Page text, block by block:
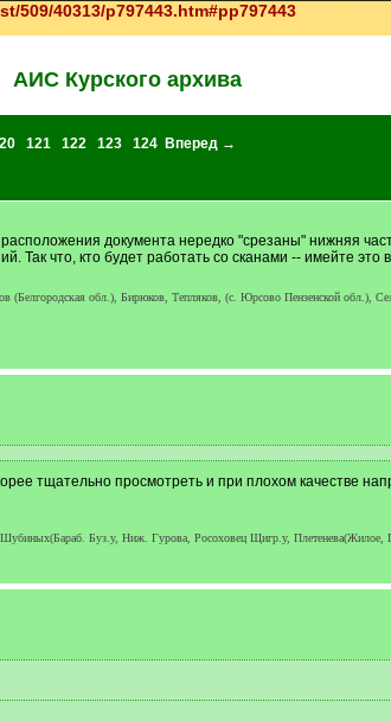
509/40313/p797443.htm#pp797443
АИС Курского архива
121 122 123 124
Вперед →
документа нередко "срезаны" нижняя
Так что, кто будет работать со сканами -- имейте это
обл.), Бирюков, Тепляков, (с. Юрсово Пензенской обл.),
тщательно просмотреть и при плохом качестве
Буз.у, Ниж. Гурова, Росоховец Щигр.у, Плетенева(Жилое,